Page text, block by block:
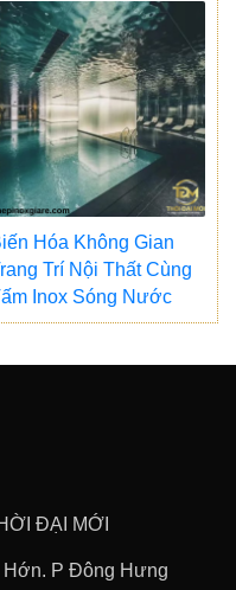
Hóa Không Gian
Trí Nội Thất Cùng
Inox Sóng Nước
ĐẠI MỚI
Hớn. P Đông Hưng